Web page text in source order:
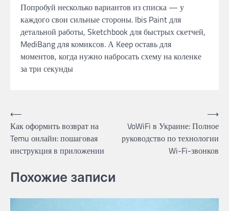
Попробуй несколько вариантов из списка — у
каждого свои сильные стороны. Ibis Paint для
детальной работы, Sketchbook для быстрых скетчей,
MediBang для комиксов. А Keep оставь для
моментов, когда нужно набросать схему на коленке
за три секунды
Post
navigation
⟵
Как оформить возврат на
Temu онлайн: пошаговая
инструкция в приложении
VoWiFi в Украине: Полное
руководство по технологии
Wi-Fi-звонков
⟶
Похожие записи